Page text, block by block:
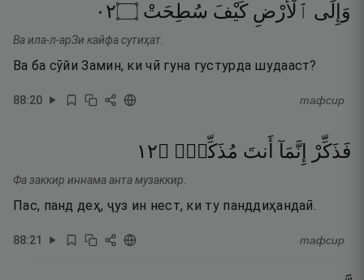
وَإِلَى ٱلْأَرْضِ كَيْفَ سُطِحَتْ ۝٢٠
Ва ила-л-арЗи кайфа сутиҳат.
Ва ба сӯйи Замин, ки чӣ гуна густурда шудааст?
88:20 тафсир
فَذَكِّرْ إِنَّمَآ أَنتَ مُذَكِّرٌۭ ۝٢١
Фа заккир иннама анта музаккир.
Пас, панд деҳ, ҷуз ин нест, ки ту панддиҳандаӣ.
88:21 тафсир